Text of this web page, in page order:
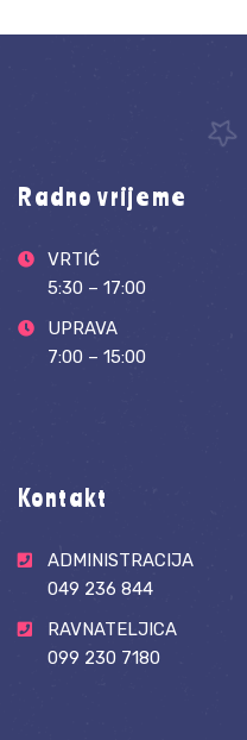
Radno vrijeme
VRTIĆ
5:30 – 17:00
UPRAVA
7:00 – 15:00
Kontakt
ADMINISTRACIJA
049 236 844
RAVNATELJICA
099 230 7180